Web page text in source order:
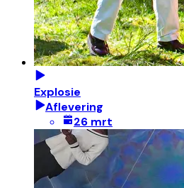
Explosie
Aflevering
26 mrt